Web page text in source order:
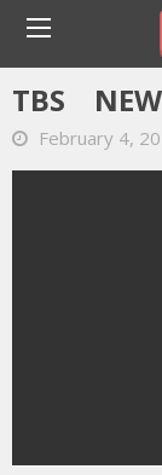
Home
TBS
February 4,